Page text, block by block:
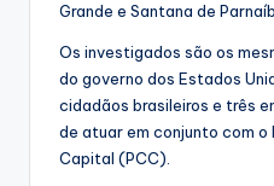
Grande e Santana de
Os investigados são os
do governo dos Estados
cidadãos brasileiros e três
de atuar em conjunto com o
Capital (PCC).